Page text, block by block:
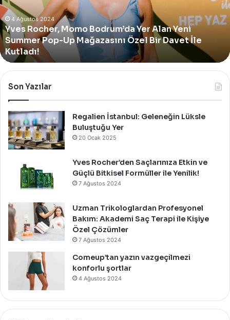
Alan
Yeni
Summer
Pop-
Up
Mağazasını
Özel
Bir
Kutladı!
4 Ağustos 2024
Yves Rocher, Momo Bodrum’da Yer Alan Yeni
Summer Pop-Up Mağazasını Özel Bir Davet İle
Kutladı!
Son Yazılar
Regalien İstanbul: Geleneğin Lüksle
Buluştuğu Yer
20 Ocak 2025
Yves Rocher’den Saçlarınıza Etkin ve
Güçlü Bitkisel Formüller ile Yenilik!
7 Ağustos 2024
Uzman Trikologlardan Profesyonel
Bakım: Akademi Saç Terapi ile Kişiye
Özel Çözümler
7 Ağustos 2024
Comeup’tan yazın vazgeçilmezi
konforlu şortlar
4 Ağustos 2024